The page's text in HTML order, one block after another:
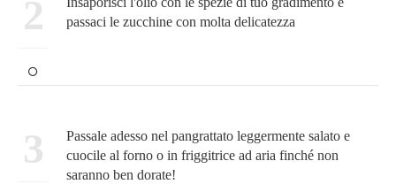
2
passaci le zucchine con molta delicatezza
3
Passale adesso nel pangrattato leggermente salato e
cuocile al forno o in friggitrice ad aria finché non
saranno ben dorate!